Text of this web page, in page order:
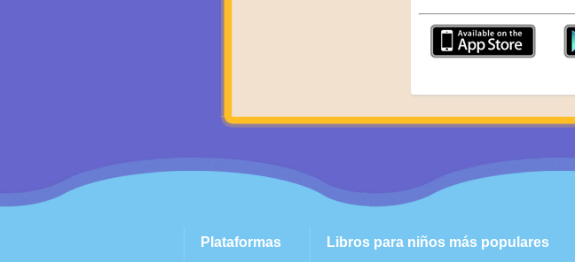
Plataformas Libros para niños más populares